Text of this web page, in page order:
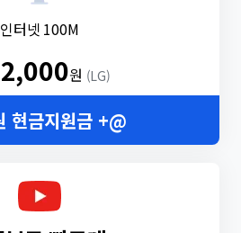
인터넷 100M
원 (LG)
현금지원금 +@